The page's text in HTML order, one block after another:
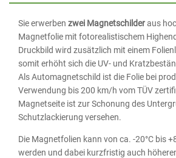
Sie erwerben zwei Magnetschilderaus
Magnetfolie mit fotorealistischem
Druckbild wird zusätzlich mit einem
somit erhöht sich die UV- und
Als Automagnetschild ist die Folie bei
Verwendung bis 200 km/h vom TÜV
Magnetseite ist zur Schonung des
Schutzlackierung versehen.
Die Magnetfolien kann von ca. -20°C bis
werden und dabei kurzfristig auch